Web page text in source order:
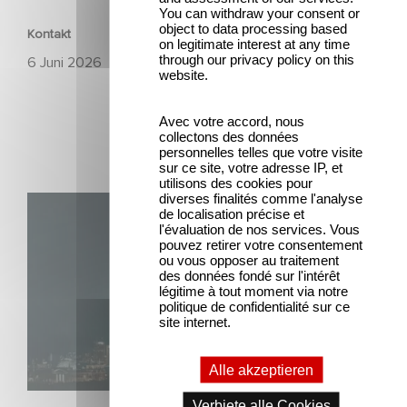
Kontakt
6 Juni 2026
SERIEN
Unfamiliar ist auf Platz 1 der Netflix Top 10 der nicht-
englischsprachigen Serien!
You can withdraw your consent or
object to data processing based
on legitimate interest at any time
through our privacy policy on this
website.
Avec votre accord, nous
collectons des données
personnelles telles que votre visite
sur ce site, votre adresse IP, et
utilisons des cookies pour
diverses finalités comme l'analyse
de localisation précise et
l'évaluation de nos services. Vous
pouvez retirer votre consentement
ou vous opposer au traitement
des données fondé sur l'intérêt
légitime à tout moment via notre
politique de confidentialité sur ce
site internet.
Alle akzeptieren